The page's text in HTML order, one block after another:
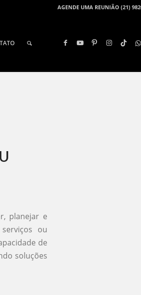
AGENDE UMA REUNIÃO (21)
planejar e
ou
de
soluções